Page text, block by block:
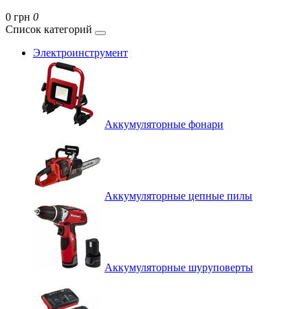
0 грн 0
Список категорий
Электроинструмент
Аккумуляторные фонари
Аккумуляторные цепные пилы
Аккумуляторные шуруповерты